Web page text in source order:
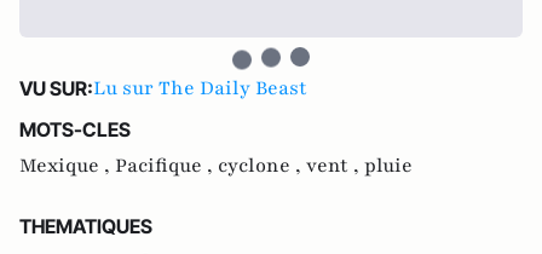
VU SUR:Lu sur The Daily Beast
MOTS-CLES
Mexique , Pacifique , cyclone , vent , pluie
THEMATIQUES